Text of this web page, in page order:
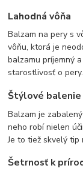
Lahodná vôňa
Balzam na pery s
vôňu, ktorá je
balzamu príjemný
starostlivosť o pery.
Štýlové balenie
Balzam je
neho robí nielen
Je to tiež skvelý tip
Šetrnosť k